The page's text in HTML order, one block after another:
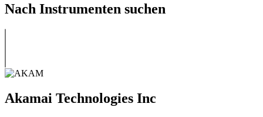
Nach Instrumenten suchen
Akamai Technologies Inc